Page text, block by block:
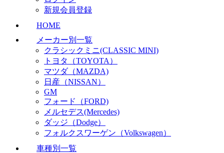
新規会員登録
HOME
メーカー別一覧
クラシックミニ(CLASSIC MINI)
トヨタ（TOYOTA）
マツダ（MAZDA)
日産（NISSAN）
GM
フォード（FORD)
メルセデス(Mercedes)
ダッジ（Dodge）
フォルクスワーゲン（Volkswagen）
車種別一覧